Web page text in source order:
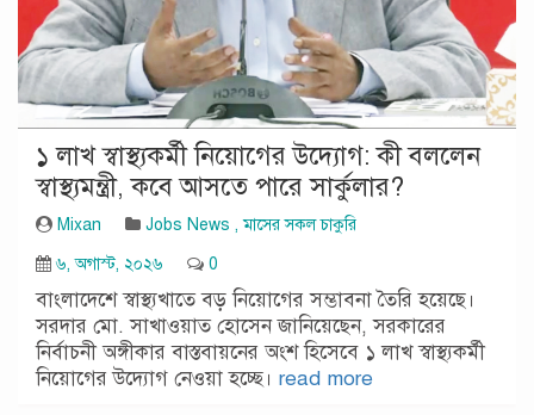
১ লাখ স্বাস্থ্যকর্মী নিয়োগের উদ্যোগ: কী বললেন
স্বাস্থ্যমন্ত্রী, কবে আসতে পারে সার্কুলার?
Mixan Jobs News ,মাসের সকল চাকুরি
৬, অগাস্ট, ২০২৬
0
বাংলাদেশে স্বাস্থ্যখাতে বড় নিয়োগের সম্ভাবনা তৈরি হয়েছে।
সরদার মো. সাখাওয়াত হোসেন জানিয়েছেন, সরকারের
নির্বাচনী অঙ্গীকার বাস্তবায়নের অংশ হিসেবে ১ লাখ স্বাস্থ্যকর্মী
নিয়োগের উদ্যোগ নেওয়া হচ্ছে। read more